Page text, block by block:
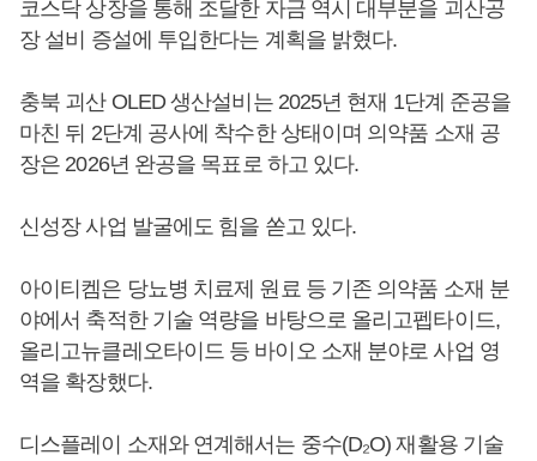
코스닥 상장을 통해 조달한 자금 역시 대부분을 괴산공
장 설비 증설에 투입한다는 계획을 밝혔다.
충북 괴산 OLED 생산설비는 2025년 현재 1단계 준공을
마친 뒤 2단계 공사에 착수한 상태이며 의약품 소재 공
장은 2026년 완공을 목표로 하고 있다.
신성장 사업 발굴에도 힘을 쏟고 있다.
아이티켐은 당뇨병 치료제 원료 등 기존 의약품 소재 분
야에서 축적한 기술 역량을 바탕으로 올리고펩타이드,
올리고뉴클레오타이드 등 바이오 소재 분야로 사업 영
역을 확장했다.
디스플레이 소재와 연계해서는 중수(D₂O) 재활용 기술